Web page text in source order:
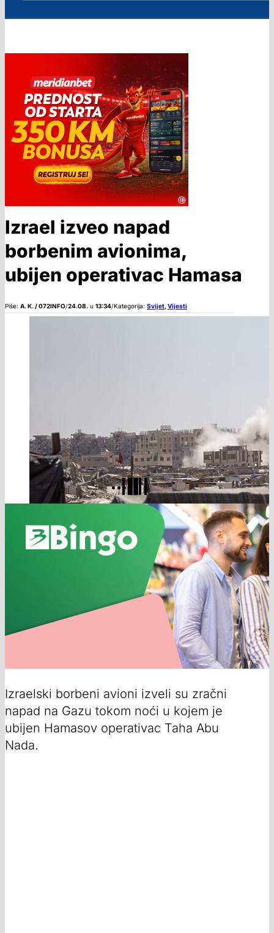
Izrael izveo napad
borbenim avionima,
ubijen operativac Hamasa
Piše: A. K. / 072INFO/24.08. u 13:34/Kategorija: Svijet,Vijesti
Izraelski borbeni avioni izveli su zračni
napad na Gazu tokom noći u kojem je
ubijen Hamasov operativac Taha Abu
Nada.